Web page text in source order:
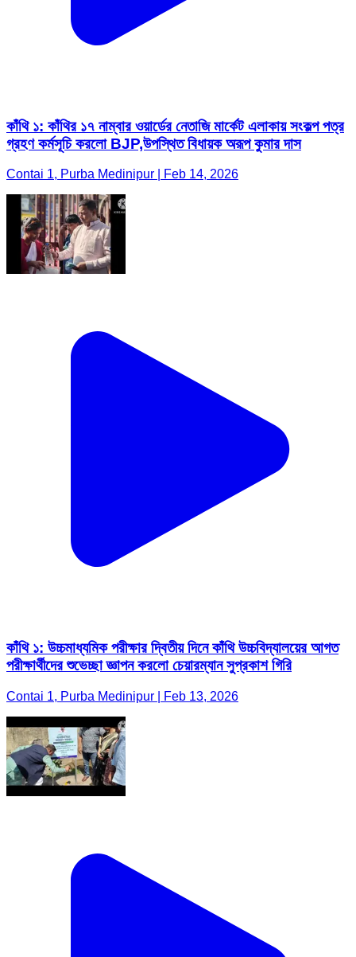
কাঁথি ১: কাঁথির ১৭ নাম্বার ওয়ার্ডের নেতাজি মার্কেট এলাকায় সংকল্প পত্র
গ্রহণ কর্মসূচি করলো BJP,উপস্থিত বিধায়ক অরূপ কুমার দাস
Contai 1, Purba Medinipur | Feb 14, 2026
কাঁথি ১: উচ্চমাধ্যমিক পরীক্ষার দ্বিতীয় দিনে কাঁথি উচ্চবিদ্যালয়ের আগত
পরীক্ষার্থীদের শুভেচ্ছা জ্ঞাপন করলো চেয়ারম্যান সুপ্রকাশ গিরি
Contai 1, Purba Medinipur | Feb 13, 2026